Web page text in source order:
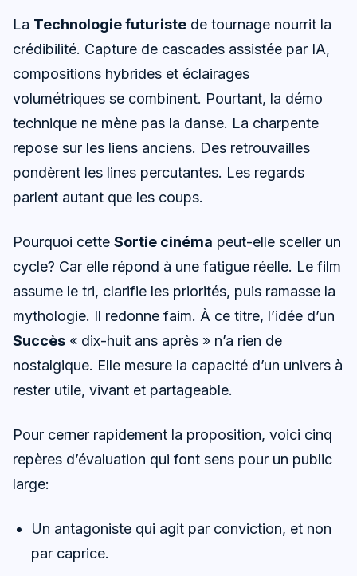
La Technologie futuriste de tournage nourrit la
crédibilité. Capture de cascades assistée par IA,
compositions hybrides et éclairages
volumétriques se combinent. Pourtant, la démo
technique ne mène pas la danse. La charpente
repose sur les liens anciens. Des retrouvailles
pondèrent les lines percutantes. Les regards
parlent autant que les coups.
Pourquoi cette Sortie cinéma peut-elle sceller un
cycle? Car elle répond à une fatigue réelle. Le film
assume le tri, clarifie les priorités, puis ramasse la
mythologie. Il redonne faim. À ce titre, l’idée d’un
Succès « dix-huit ans après » n’a rien de
nostalgique. Elle mesure la capacité d’un univers à
rester utile, vivant et partageable.
Pour cerner rapidement la proposition, voici cinq
repères d’évaluation qui font sens pour un public
large:
Un antagoniste qui agit par conviction, et non
par caprice.